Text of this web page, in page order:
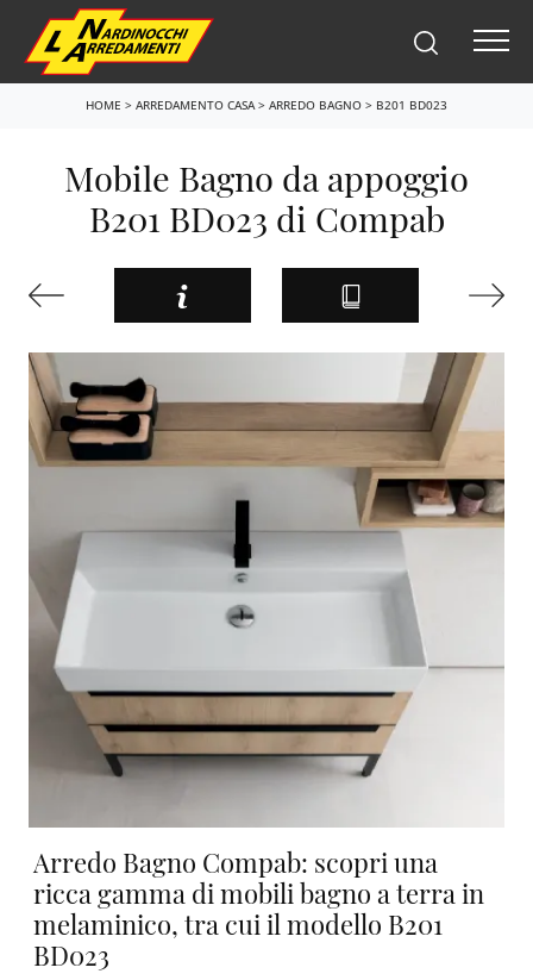
HOME > ARREDAMENTO CASA> ARREDO BAGNO > B201 BD023
Mobile Bagno da appoggio
B201 BD023 di Compab
Arredo Bagno Compab: scopri una
ricca gamma di mobili bagno a terra in
melaminico, tra cui il modello B201
BD023